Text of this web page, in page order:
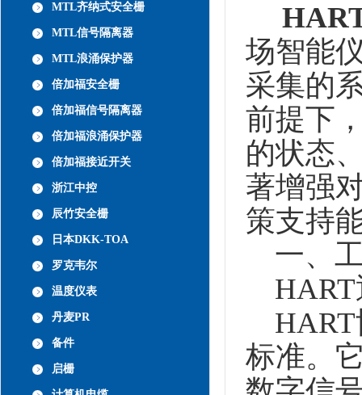
MTL齐纳式安全栅
MTL信号隔离器
MTL浪涌保护器
倍加福安全栅
倍加福信号隔离器
倍加福浪涌保护器
倍加福接近开关
浙江中控
辰竹安全栅
日本DKK-TOA
罗克韦尔
温度仪表
丹麦PR
备件
启栅
场智能
采集的
前提下
的状态
著增强
策支持
一、
HART
HART
标准。